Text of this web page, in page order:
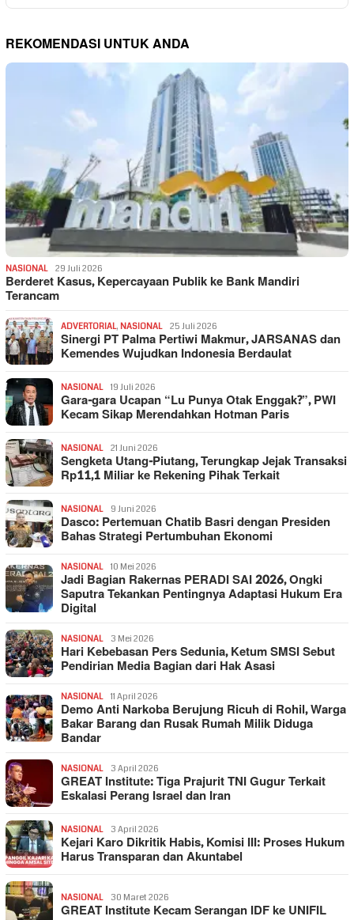
REKOMENDASI UNTUK ANDA
NASIONAL 29 Juli 2026
Berderet Kasus, Kepercayaan Publik ke Bank Mandiri
Terancam
ADVERTORIAL, NASIONAL 25 Juli 2026
Sinergi PT Palma Pertiwi Makmur, JARSANAS dan
Kemendes Wujudkan Indonesia Berdaulat
NASIONAL 19 Juli 2026
Gara-gara Ucapan “Lu Punya Otak Enggak?”, PWI
Kecam Sikap Merendahkan Hotman Paris
NASIONAL 21 Juni 2026
Sengketa Utang-Piutang, Terungkap Jejak Transaksi
Rp11,1 Miliar ke Rekening Pihak Terkait
NASIONAL 9 Juni 2026
Dasco: Pertemuan Chatib Basri dengan Presiden
Bahas Strategi Pertumbuhan Ekonomi
NASIONAL 10 Mei 2026
Jadi Bagian Rakernas PERADI SAI 2026, Ongki
Saputra Tekankan Pentingnya Adaptasi Hukum Era
Digital
NASIONAL 3 Mei 2026
Hari Kebebasan Pers Sedunia, Ketum SMSI Sebut
Pendirian Media Bagian dari Hak Asasi
NASIONAL 11 April 2026
Demo Anti Narkoba Berujung Ricuh di Rohil, Warga
Bakar Barang dan Rusak Rumah Milik Diduga
Bandar
NASIONAL 3 April 2026
GREAT Institute: Tiga Prajurit TNI Gugur Terkait
Eskalasi Perang Israel dan Iran
NASIONAL 3 April 2026
Kejari Karo Dikritik Habis, Komisi III: Proses Hukum
Harus Transparan dan Akuntabel
NASIONAL 30 Maret 2026
GREAT Institute Kecam Serangan IDF ke UNIFIL